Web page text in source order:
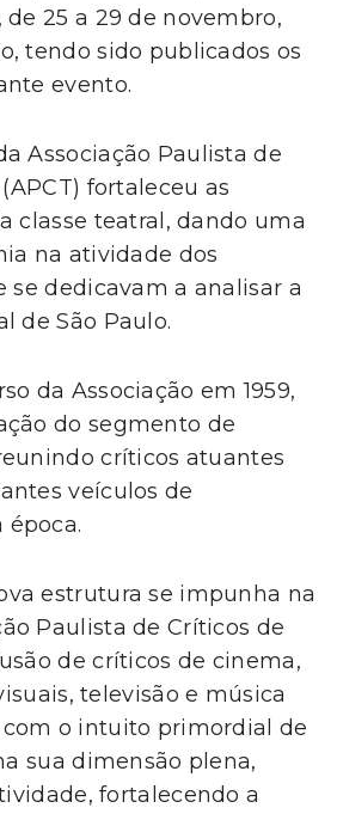
de 25 a 29 de novembro,
tendo sido publicados os
evento.
Associação Paulista de
fortaleceu as
classe teatral, dando uma
na atividade dos
se dedicavam a analisar a
de São Paulo.
da Associação em 1959,
do segmento de
críticos atuantes
veículos de
época.
estrutura se impunha na
Paulista de Críticos de
de críticos de cinema,
televisão e música
o intuito primordial de
sua dimensão plena,
fortalecendo a